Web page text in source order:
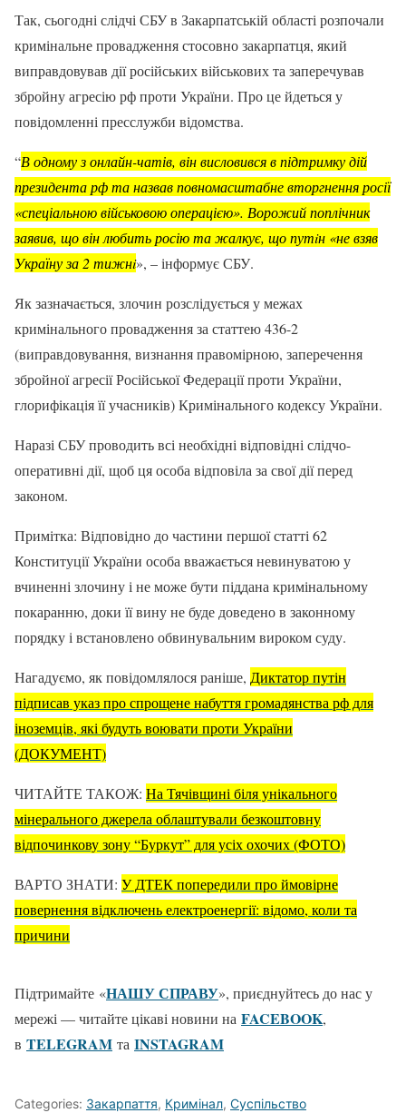
Так, сьогодні слідчі СБУ в Закарпатській області розпочали
кримінальне провадження стосовно закарпатця, який
виправдовував дії російських військових та заперечував
збройну агресію рф проти України. Про це йдеться у
повідомленні пресслужби відомства.
“В одному з онлайн-чатів, він висловився в підтримку дій
президента рф та назвав повномасштабне вторгнення росії
«спеціальною військовою операцією». Ворожий поплічник
заявив, що він любить росію та жалкує, що путiн «не взяв
Україну за 2 тижнi», – інформує СБУ.
Як зазначається, злочин розслідується у межах
кримінального провадження за статтею 436-2
(виправдовування, визнання правомірною, заперечення
збройної агресії Російської Федерації проти України,
глорифікація її учасників) Кримінального кодексу України.
Наразі СБУ проводить всі необхідні відповідні слідчо-
оперативні дії, щоб ця особа відповіла за свої дії перед
законом.
Примітка: Відповідно до частини першої статті 62
Конституції України особа вважається невинуватою у
вчиненні злочину і не може бути піддана кримінальному
покаранню, доки її вину не буде доведено в законному
порядку і встановлено обвинувальним вироком суду.
Нагадуємо, як повідомлялося раніше, Диктатор путін
підписав указ про спрощене набуття громадянства рф для
іноземців, які будуть воювати проти України
(ДОКУМЕНТ)
ЧИТАЙТЕ ТАКОЖ: На Тячівщині біля унікального
мінерального джерела облаштували безкоштовну
відпочинкову зону “Буркут” для усіх охочих (ФОТО)
ВАРТО ЗНАТИ: У ДТЕК попередили про ймовірне
повернення відключень електроенергії: відомо, коли та
причини
Підтримайте «НАШУ СПРАВУ», приєднуйтесь до нас у
мережі — читайте цікаві новини на FACEBOOK,
в TELEGRAM та ІNSTAGRAM
Categories: Закарпаття, Кримінал, Суспільство